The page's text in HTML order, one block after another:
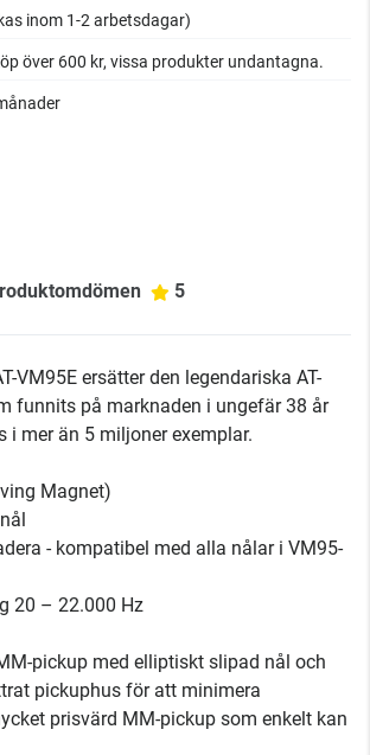
inom 1-2 arbetsdagar)
över 600 kr, vissa produkter undantagna.
5
VM95E ersätter den legendariska AT-
funnits på marknaden i ungefär 38 år
i mer än 5 miljoner exemplar.
Magnet)
- kompatibel med alla nålar i VM95-
20 – 22.000 Hz
pickup med elliptiskt slipad nål och
pickuphus för att minimera
prisvärd MM-pickup som enkelt kan